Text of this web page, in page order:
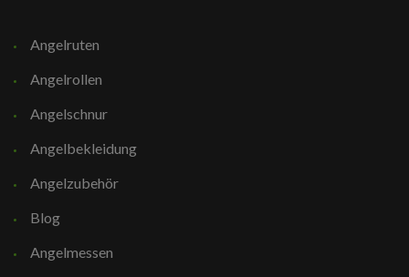
Angelruten
Angelrollen
Angelschnur
Angelbekleidung
Angelzubehör
Blog
Angelmessen